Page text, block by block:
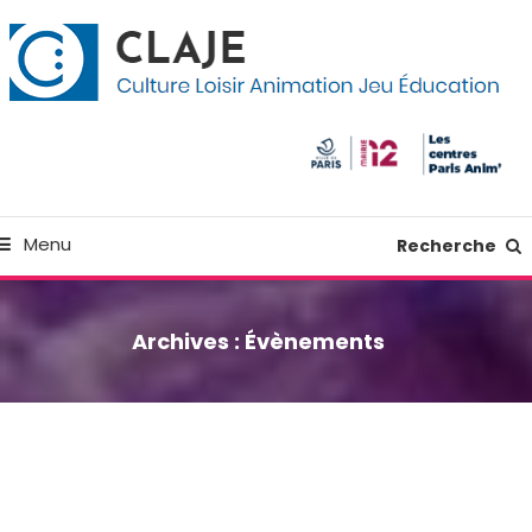
Menu Recherche
Archives : Évènements